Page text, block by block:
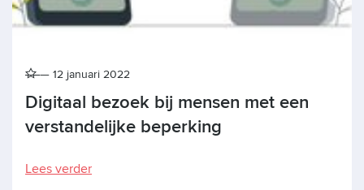
Digitaal bezoek bij mensen met een
verstandelijke beperking
12 januari 2022
Lees verder